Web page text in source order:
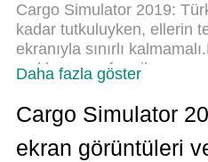
Cargo Simulator 2019:
kadar tutkuluyken, ellerin
ekranıyla sınırlı
ve klavye ve fare ile
olsun.MEmu sana
sunuyor.PC'de Cargo
ve oyna. İstediğin kadar
mobil veri ve rahatsız edici
Daha fazla göster
Cargo Simulator
ekran görüntüleri